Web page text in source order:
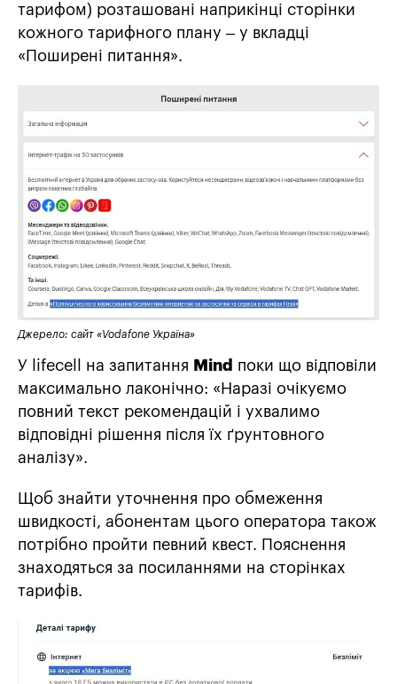
тарифом) розташовані наприкінці сторінки
кожного тарифного плану – у вкладці
«Поширені питання».
Джерело: сайт «Vodafone Україна»
У lifecell на запитання Mind поки що відповіли
максимально лаконічно: «Наразі очікуємо
повний текст рекомендацій і ухвалимо
відповідні рішення після їх ґрунтовного
аналізу».
Щоб знайти уточнення про обмеження
швидкості, абонентам цього оператора також
потрібно пройти певний квест. Пояснення
знаходяться за посиланнями на сторінках
тарифів.